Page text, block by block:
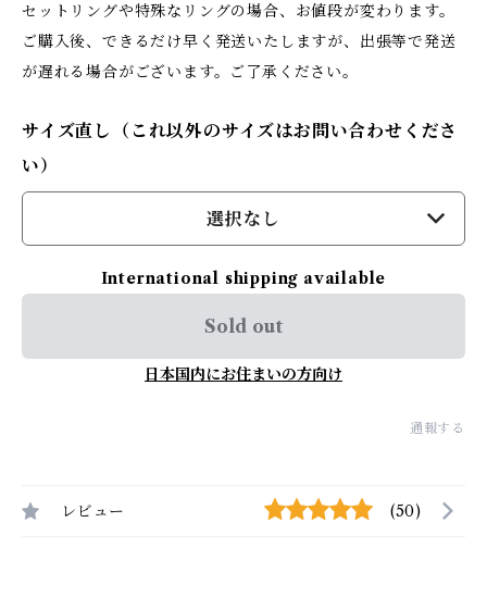
セットリングや特殊なリングの場合、お値段が変わります。
ご購入後、できるだけ早く発送いたしますが、出張等で発送
が遅れる場合がございます。ご了承ください。
サイズ直し（これ以外のサイズはお問い合わせくださ
い）
選択なし
International shipping available
Sold out
日本国内にお住まいの方向け
通報する
レビュー (50)